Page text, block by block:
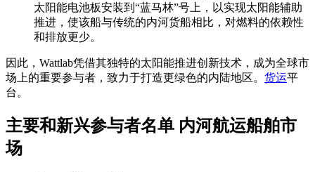
太阳能电池板安装到“蓝马林”号上，以实现太阳能辅助
推进，使该船与传统的内河货船相比，对燃料的依赖性
和排放更少。
因此，Wattlab凭借其独特的太阳能推进创新技术，成为全球市
场上的重要参与者，致力于打造更绿色的内陆地区。 货运平
台。
主要和新兴参与者名单 内河航运船舶市
场